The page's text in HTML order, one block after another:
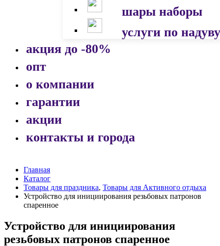
шары наборы
услуги по надуву
акция до -80%
опт
о компании
гарантии
акции
контакты и города
Главная
Каталог
Товары для праздника, Товары для Активного отдыха
Устройство для инициирования резьбовых патронов
спаренное
Устройство для инициирования
резьбовых патронов спаренное